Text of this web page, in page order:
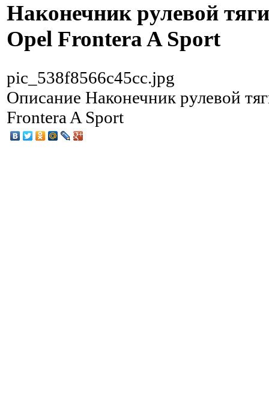
Наконечник рулевой
Opel Frontera A Sport
pic_538f8566c45cc.jpg
Описание Наконечник рулевой
Frontera A Sport